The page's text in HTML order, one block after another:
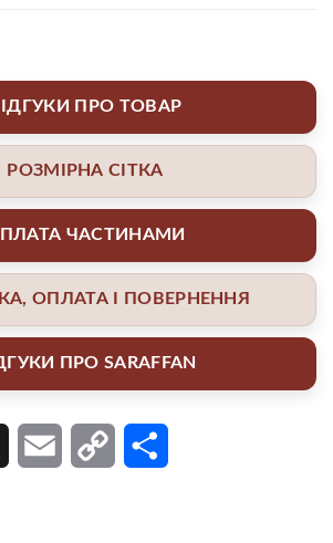
ПРО ТОВАР
РОЗМІРНА СІТКА
ЧАСТИНАМИ
ОПЛАТА І ПОВЕРНЕННЯ
ПРО SARAFFAN
Email Copy